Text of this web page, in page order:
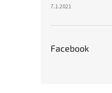
7.1.2021
Facebook